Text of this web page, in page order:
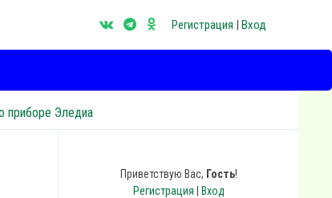
Регистрация | Вход
приборе Эледиа
Приветствую Вас, Гость!
Регистрация
Вход